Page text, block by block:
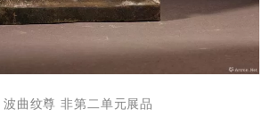
波曲纹尊 非第二单元展品